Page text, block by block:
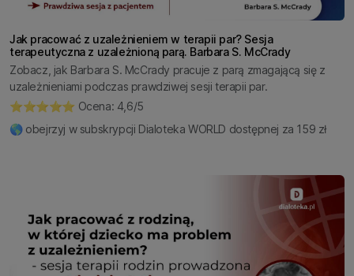
Jak pracować z uzależnieniem w terapii par? Sesja
terapeutyczna z uzależnioną parą. Barbara S. McCrady
Zobacz, jak Barbara S. McCrady pracuje z parą zmagającą się z
uzależnieniami podczas prawdziwej sesji terapii par.
⭐️⭐️⭐️⭐️⭐️ Ocena: 4,6/5
🌎 obejrzyj w subskrypcji Dialoteka WORLD dostępnej za 159 zł